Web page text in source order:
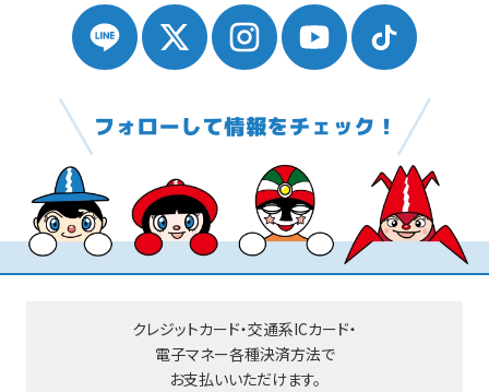
クレジットカード・交通系ICカード・
電子マネー各種決済方法で
お支払いいただけます。